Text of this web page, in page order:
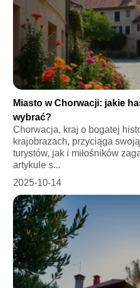
Miasto w Chorwacji: jakie
wybrać?
Chorwacja, kraj o bogatej
krajobrazach, przyciąga
turystów, jak i miłośników
artykule s...
2025-10-14